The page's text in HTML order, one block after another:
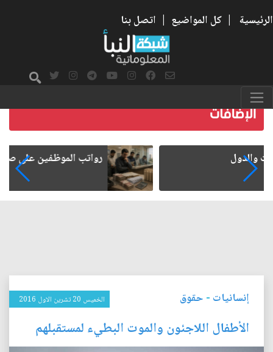
الرئيسية | كل المواضيع | اتصل بنا
رواتب الموظفين على صفيح ساخن
إنسانيات - حقوق الخميس 20 تشرين الاول 2016
الأطفال اللاجئون والموت البطيء لمستقبلهم